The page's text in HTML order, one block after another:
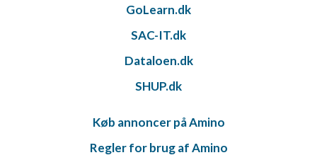
GoLearn.dk
SAC-IT.dk
Dataloen.dk
SHUP.dk
Køb annoncer på Amino
Regler for brug af Amino